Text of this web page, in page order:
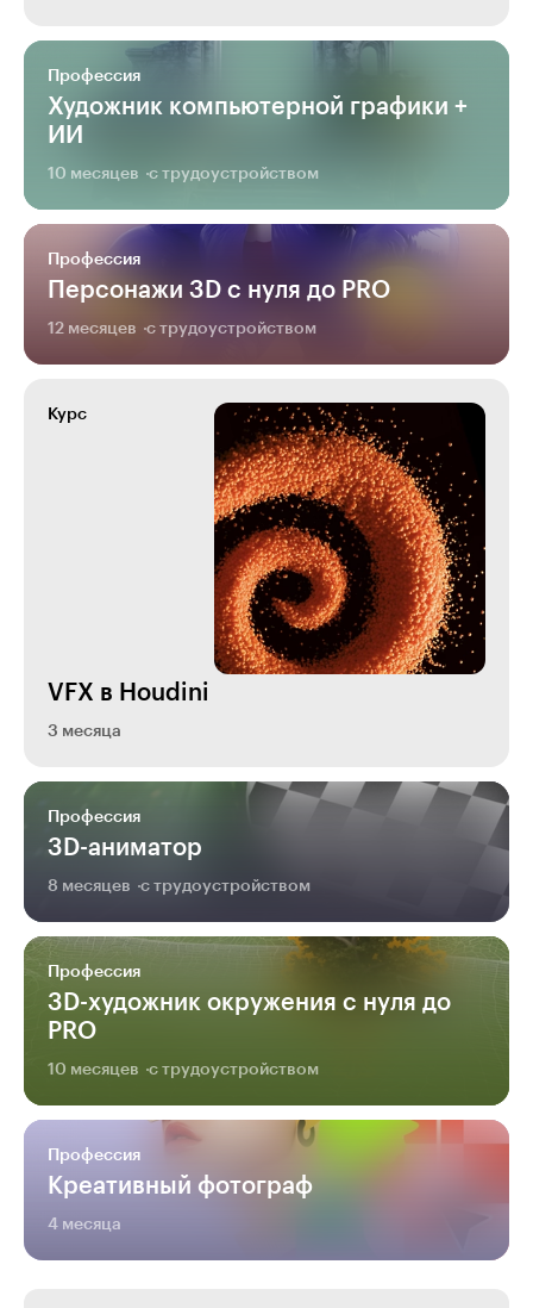
Профессия
Художник компьютерной графики +
ИИ
10 месяцев с трудоустройством
Профессия
Персонажи 3D с нуля до PRO
12 месяцев с трудоустройством
Курс
VFX в Houdini
3 месяца
Профессия
3D-аниматор
8 месяцев с трудоустройством
Профессия
3D-художник окружения с нуля до
PRO
10 месяцев с трудоустройством
Профессия
Креативный фотограф
4 месяца